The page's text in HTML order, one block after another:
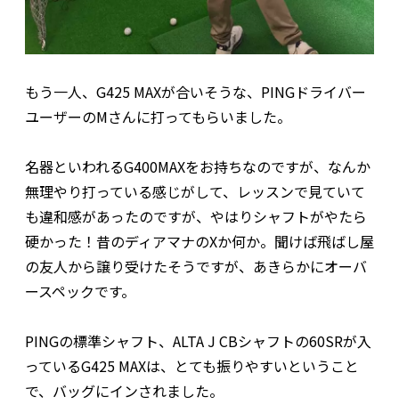
もう一人、G425 MAXが合いそうな、PINGドライバー
ユーザーのMさんに打ってもらいました。
名器といわれるG400MAXをお持ちなのですが、なんか
無理やり打っている感じがして、レッスンで見ていて
も違和感があったのですが、やはりシャフトがやたら
硬かった！昔のディアマナのXか何か。聞けば飛ばし屋
の友人から譲り受けたそうですが、あきらかにオーバ
ースペックです。
PINGの標準シャフト、ALTA J CBシャフトの60SRが入
っているG425 MAXは、とても振りやすいということ
で、バッグにインされました。